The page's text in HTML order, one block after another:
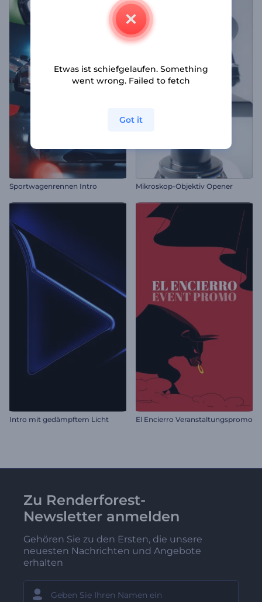
Sportwagenrennen Intro Mikroskop-Objektiv Opener
Intro mit gedämpftem Licht El Encierro Veranstaltungspromo
Zu Renderforest-
Newsletter anmelden
Gehören Sie zu den Ersten, die unsere
neuesten Nachrichten und Angebote
erhalten
Etwas ist schiefgelaufen. Something
went wrong. Failed to fetch
Got it